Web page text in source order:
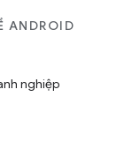
ANDROID
nghiệp